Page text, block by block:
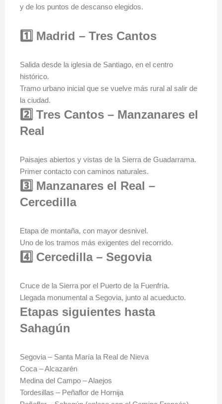
y de los puntos de descanso elegidos.
1️⃣ Madrid – Tres Cantos
Salida desde la iglesia de Santiago, en el centro
histórico.
Tramo urbano inicial que se vuelve más rural al salir de
la ciudad.
2️⃣ Tres Cantos – Manzanares el
Real
Paisajes abiertos y vistas de la Sierra de Guadarrama.
Primer contacto con caminos naturales.
3️⃣ Manzanares el Real –
Cercedilla
Etapa de montaña, con mayor desnivel.
Uno de los tramos más exigentes del recorrido.
4️⃣ Cercedilla – Segovia
Cruce de la Sierra por el Puerto de la Fuenfría.
Llegada monumental a Segovia, junto al acueducto.
Etapas siguientes hasta
Sahagún
Segovia – Santa María la Real de Nieva
Coca – Alcazarén
Medina del Campo – Alaejos
Tordesillas – Peñaflor de Hornija